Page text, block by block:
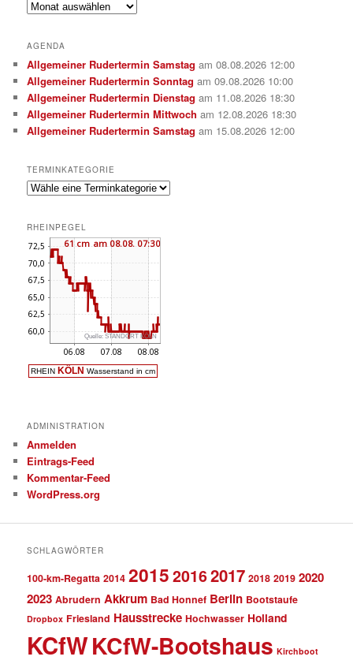
Archiv
AGENDA
Allgemeiner Rudertermin Samstag am 08.08.2026 12:00
Allgemeiner Rudertermin Sonntag am 09.08.2026 10:00
Allgemeiner Rudertermin Dienstag am 11.08.2026 18:30
Allgemeiner Rudertermin Mittwoch am 12.08.2026 18:30
Allgemeiner Rudertermin Samstag am 15.08.2026 12:00
TERMINKATEGORIE
RHEINPEGEL
ADMINISTRATION
Anmelden
Eintrags-Feed
Kommentar-Feed
WordPress.org
SCHLAGWÖRTER
100-km-Regatta 2014 201520162017 2018 2019 2020
2023 Abrudern Akkrum Bad Honnef Berlin Bootstaufe
Dropbox Friesland Hausstrecke Hochwasser Holland
KCfWKCfW-Bootshaus Kirchboot